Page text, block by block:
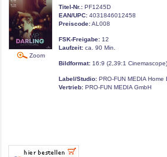
Zoom
Titel-Nr.: PF1245D
EAN/UPC: 4031846012458
Preiscode:AL008
FSK-Freigabe: 12
Laufzeit: ca. 90 Min.
Bildformat: 16:9 (2,39:1 Cinemascope)
Label/Studio: PRO-FUN MEDIA Home
Vertrieb: PRO-FUN MEDIA GmbH